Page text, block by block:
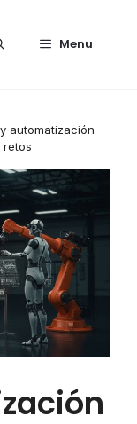
Menu
automatización
retos